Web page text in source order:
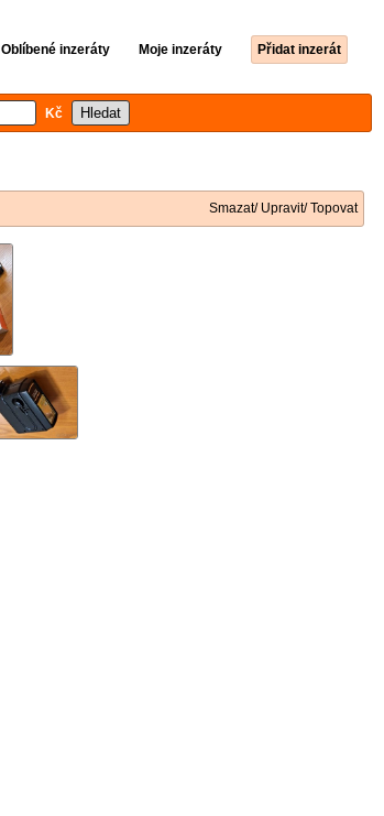
Oblíbené inzeráty Moje inzeráty Přidat inzerát
Kč
Smazat/ Upravit/ Topovat